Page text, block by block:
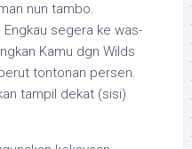
nun tambo.
segera ke was-
Kamu dgn Wilds
tontonan persen.
tampil dekat (sisi)